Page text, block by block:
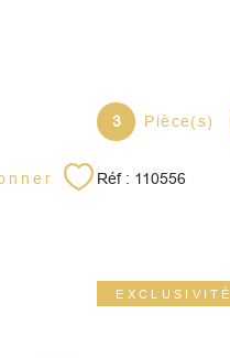
3 Pièce(s)
Réf : 110556
EXCLUSIVITÉ